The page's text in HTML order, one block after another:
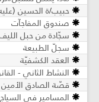
حبيب/ة الحسين
صندوق المفاجآت
سجّادة من حبل
سجلّ الطبيعة
العقد الكشفيّة
النشاط الثاني -
قصّة الصادق الأمين
المسامير في السياج